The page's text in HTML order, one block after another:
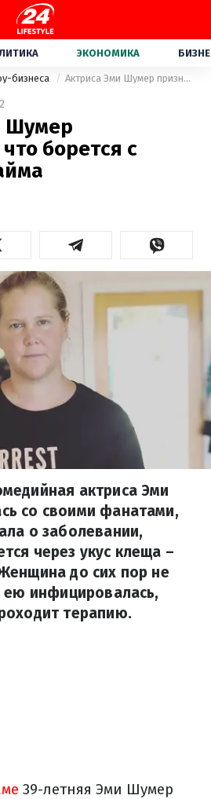
ЭКОНОМИКА
бизнеса Актриса Эми Шумер призналась, что борется с болезнью Лайма
2
Шумер
борется с
актриса Эми
со своими фанатами,
о заболевании,
через укус клеща –
до сих пор не
ею инфицировалась,
терапию.
39-летняя Эми Шумер